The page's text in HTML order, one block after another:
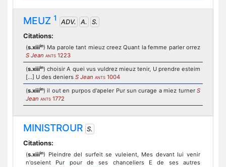
MEUZ 1 ADV. A.
S.
Citations:
(s.xiiiin) Ma parole tant mieuz creez Quant la femme parler orrez
S Jean ANTS 1223
(s.xiiiin) choisir A quei vus vuldrez mieuz tenir, U prendre esteim
[...] U des deniers S Jean ANTS 1004
(s.xiiiin) il out en purpos d'apeler Pur sun curage a miez turner S
Jean ANTS 1772
MINISTROUR S.
Citations:
(s.xiiiin) Pleindre del surfeit se vuleient, Mes devant lui venir
n'oseient Pur pour de ses chanceliers E de ses autres